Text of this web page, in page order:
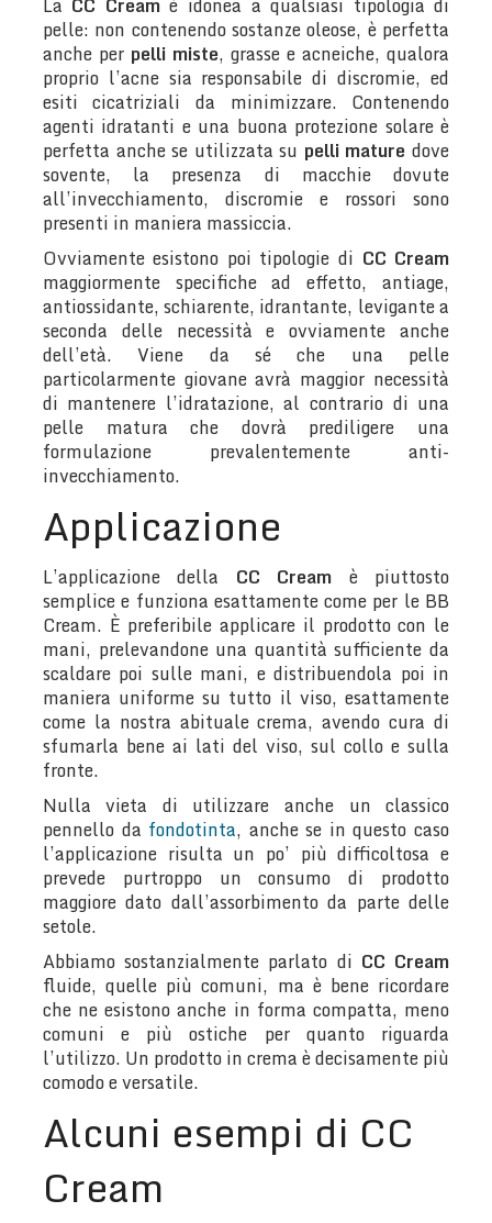
pelle: non contenendo sostanze oleose, è perfetta
anche per pelli miste, grasse e acneiche, qualora
proprio l’acne sia responsabile di discromie, ed
esiti cicatriziali da minimizzare. Contenendo
agenti idratanti e una buona protezione solare è
perfetta anche se utilizzata su pelli mature dove
sovente, la presenza di macchie dovute
all’invecchiamento, discromie e rossori sono
presenti in maniera massiccia.
Ovviamente esistono poi tipologie di CC Cream
maggiormente specifiche ad effetto, antiage,
antiossidante, schiarente, idrantante, levigante a
seconda delle necessità e ovviamente anche
dell’età. Viene da sé che una pelle
particolarmente giovane avrà maggior necessità
di mantenere l’idratazione, al contrario di una
pelle matura che dovrà prediligere una
formulazione prevalentemente anti-
invecchiamento.
Applicazione
L’applicazione della CC Cream è piuttosto
semplice e funziona esattamente come per le BB
Cream. È preferibile applicare il prodotto con le
mani, prelevandone una quantità sufficiente da
scaldare poi sulle mani, e distribuendola poi in
maniera uniforme su tutto il viso, esattamente
come la nostra abituale crema, avendo cura di
sfumarla bene ai lati del viso, sul collo e sulla
fronte.
Nulla vieta di utilizzare anche un classico
pennello da fondotinta, anche se in questo caso
l’applicazione risulta un po’ più difficoltosa e
prevede purtroppo un consumo di prodotto
maggiore dato dall’assorbimento da parte delle
setole.
Abbiamo sostanzialmente parlato di CC Cream
fluide, quelle più comuni, ma è bene ricordare
che ne esistono anche in forma compatta, meno
comuni e più ostiche per quanto riguarda
l’utilizzo. Un prodotto in crema è decisamente più
comodo e versatile.
Alcuni esempi di CC
Cream